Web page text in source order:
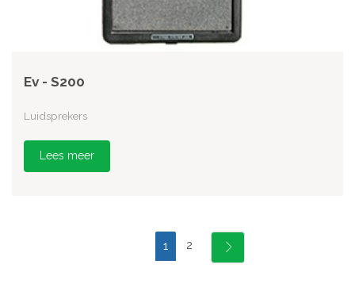
Ev - S200
Luidsprekers
Lees meer
1 2